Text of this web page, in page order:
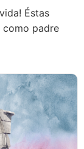
Éstas
como padre